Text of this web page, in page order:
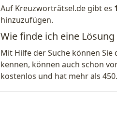
Auf Kreuzworträtsel.de gibt es
hinzuzufügen.
Wie finde ich eine
Mit Hilfe der Suche können
kennen, können auch schon
kostenlos und hat mehr als